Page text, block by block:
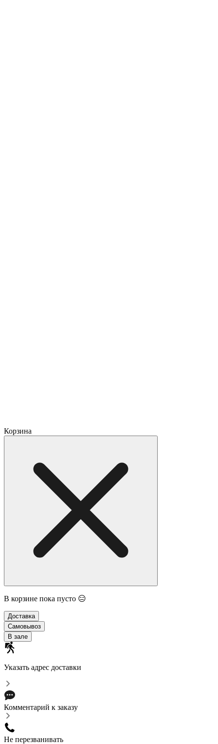
Корзина
В корзине пока пусто 😑
Доставка
Самовывоз
В зале
Указать адрес доставки
Комментарий к заказу
Не перезванивать